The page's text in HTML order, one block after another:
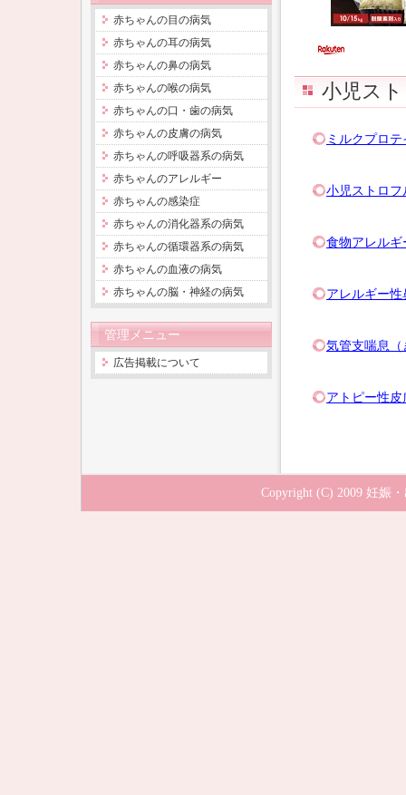
小児ス
ミルクプロ
小児ストロ
食物アレル
アレルギー
気管支喘息
アトピー性
赤ちゃんの目の病気
赤ちゃんの耳の病気
赤ちゃんの鼻の病気
赤ちゃんの喉の病気
赤ちゃんの口・歯の病気
赤ちゃんの皮膚の病気
赤ちゃんの呼吸器系の病気
赤ちゃんのアレルギー
赤ちゃんの感染症
赤ちゃんの消化器系の病気
赤ちゃんの循環器系の病気
赤ちゃんの血液の病気
赤ちゃんの脳・神経の病気
管理メニュー
広告掲載について
Copyright (C) 2009 妊娠